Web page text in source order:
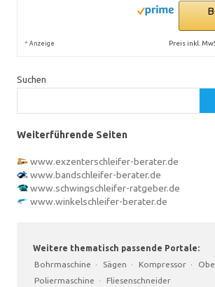
* Anzeige Preis inkl.
Suchen
Weiterführende Seiten
www.exzenterschleifer-berater.de
www.bandschleifer-berater.de
www.schwingschleifer-ratgeber.de
www.winkelschleifer-berater.de
Weitere thematisch passende Portale:
Bohrmaschine · Sägen · Kompressor ·
Poliermaschine · Fliesenschneider